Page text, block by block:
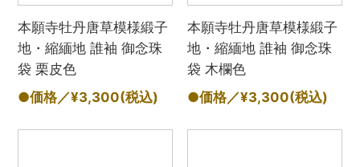
本願寺牡丹唐草模様緞子
地・縮緬地 誰袖 御念珠
袋 栗皮色
●価格／¥3,300(税込)
本願寺牡丹唐草模様緞子
地・縮緬地 誰袖 御念珠
袋 木欄色
●価格／¥3,300(税込)